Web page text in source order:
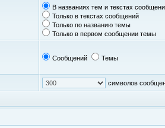
В названиях тем и текстах
Только в текстах сообщений
Только по названию темы
Только в первом сообщении темы
Сообщений Темы
символов